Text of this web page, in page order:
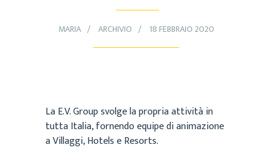
MARIA ARCHIVIO 18 FEBBRAIO 2020
La E.V. Group svolge la propria attività in
tutta Italia, fornendo equipe di animazione
a Villaggi, Hotels e Resorts.